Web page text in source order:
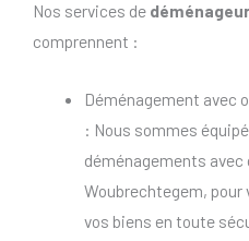
Nos services de
comprennent :
Déménagement avec
: Nous sommes
déménagements avec
Woubrechtegem,
vos biens en toute